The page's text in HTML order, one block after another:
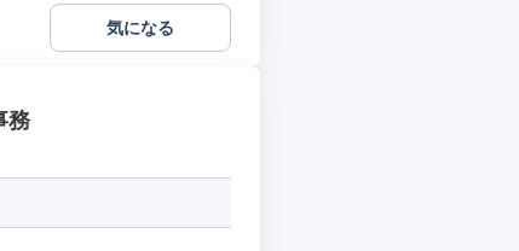
気になる
務